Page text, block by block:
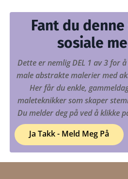
Fant du
sosiale
Dette er nemlig DEL 1 av 3 for
male abstrakte malerier med
Her får du enkle,
maleteknikker som skaper
Du melder deg på ved å klikke
Ja Takk - Meld Meg På